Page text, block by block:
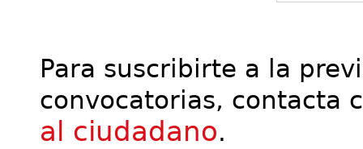
Para suscribirte a la
convocatorias, contacta
al ciudadano.